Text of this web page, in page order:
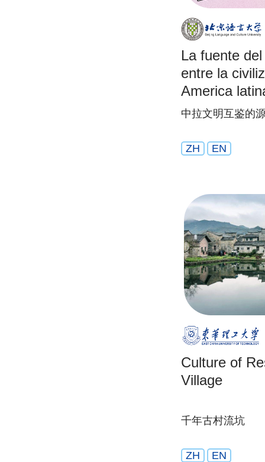
La fuente
entre la
America
中拉文明互鉴的
ZH EN
Culture of
Village
千年古村流坑
ZH EN